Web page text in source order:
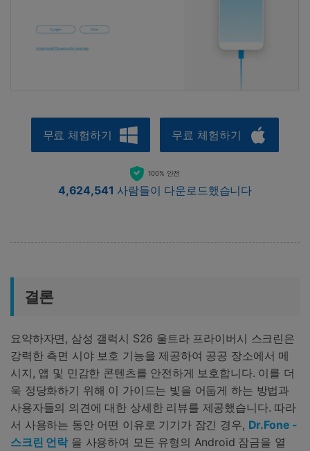
무료 체험하기 무료 체험하기
100% 안전
4,624,541 사람들이 다운로드했습니다
결론
요약하자면, 삼성 갤럭시 S26 울트라 프라이버시 스크린은
강력한 측면 시야 보호 기능을 제공하여 공공 장소에서 메
시지, 앱 및 민감한 콘텐츠를 안전하게 보호합니다. 이를 더
욱 정당화하기 위해 이 가이드는 빛을 어둡게 하는 방법과
사용자들의 의견에 대한 상세한 리뷰를 제공했습니다. 따라
서 사용하는 동안 어떤 이유로 기기가 잠긴 경우, Dr.Fone -
스크린 언락을 사용하여 모든 유형의 Android 잠금을 열